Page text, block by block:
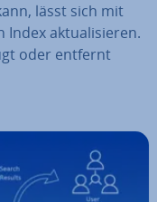
lässt sich mit
Index ak­tua­li­sie­ren.
oder entfernt